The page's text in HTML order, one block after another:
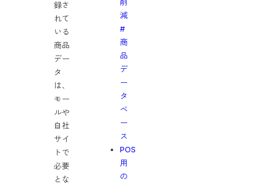
録さ
れて
いる
商品
デー
タ
は、
モー
ルや
自社
サイ
トで
必要
とな
削
減
#
商
品
デ
ー
タ
ベ
ー
ス
POS
用
の